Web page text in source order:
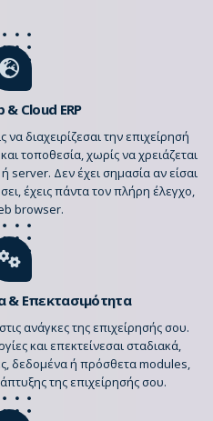
& Cloud ERP
διαχειρίζεσαι την επιχείρησή
τοποθεσία, χωρίς να χρειάζεται
server. Δεν έχει σημασία αν είσαι
έχεις πάντα τον πλήρη έλεγχο,
browser.
& Επεκτασιμότητα
ανάγκες της επιχείρησής σου.
και επεκτείνεσαι σταδιακά,
δεδομένα ή πρόσθετα modules,
της επιχείρησής σου.